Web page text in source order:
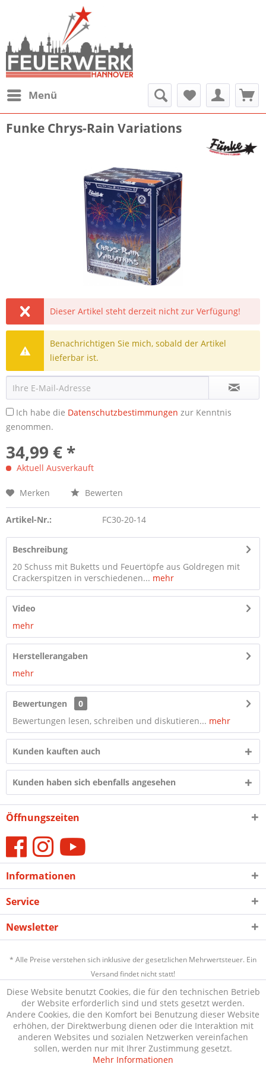
Menü
Funke Chrys-Rain Variations
Dieser Artikel steht derzeit nicht zur Verfügung!
Benachrichtigen Sie mich, sobald der Artikel
lieferbar ist.
Ich habe die Datenschutzbestimmungen zur Kenntnis
genommen.
34,99 € *
Aktuell Ausverkauft
Merken Bewerten
Artikel-Nr.: FC30-20-14
Beschreibung
20 Schuss mit Buketts und Feuertöpfe aus Goldregen mit
Crackerspitzen in verschiedenen... mehr
Video
mehr
Herstellerangaben
mehr
Bewertungen
0
Bewertungen lesen, schreiben und diskutieren... mehr
Kunden kauften auch
Kunden haben sich ebenfalls angesehen
Öffnungszeiten
Informationen
Service
Newsletter
* Alle Preise verstehen sich inklusive der gesetzlichen Mehrwertsteuer. Ein
Versand findet nicht statt!
Diese Website benutzt Cookies, die für den technischen Betrieb
der Website erforderlich sind und stets gesetzt werden.
Andere Cookies, die den Komfort bei Benutzung dieser Website
erhöhen, der Direktwerbung dienen oder die Interaktion mit
anderen Websites und sozialen Netzwerken vereinfachen
sollen, werden nur mit Ihrer Zustimmung gesetzt.
Mehr Informationen